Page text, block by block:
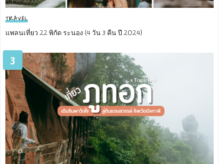
TRAVEL
แพลนเที่ยว 22 พิกัด ระนอง (4 วัน 3 คืน ปี 2024)
3